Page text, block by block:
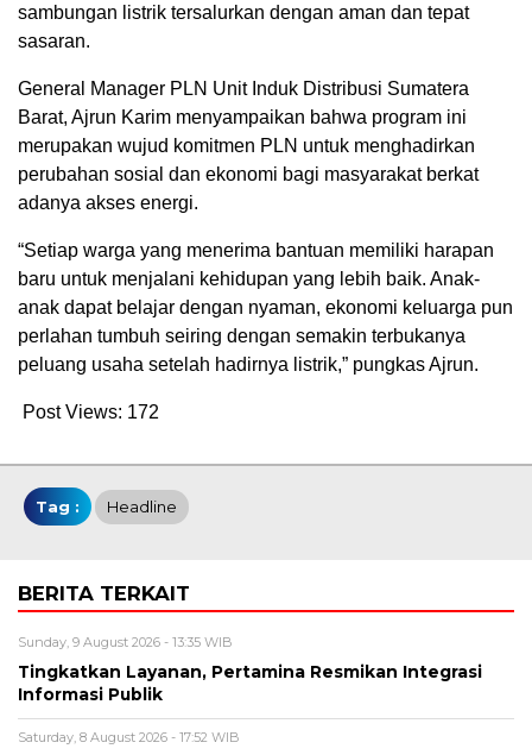
sambungan listrik tersalurkan dengan aman dan tepat
sasaran.
General Manager PLN Unit Induk Distribusi Sumatera
Barat, Ajrun Karim menyampaikan bahwa program ini
merupakan wujud komitmen PLN untuk menghadirkan
perubahan sosial dan ekonomi bagi masyarakat berkat
adanya akses energi.
“Setiap warga yang menerima bantuan memiliki harapan
baru untuk menjalani kehidupan yang lebih baik. Anak-
anak dapat belajar dengan nyaman, ekonomi keluarga pun
perlahan tumbuh seiring dengan semakin terbukanya
peluang usaha setelah hadirnya listrik,” pungkas Ajrun.
Post Views: 172
Tag : Headline
BERITA TERKAIT
Sunday, 9 August 2026 - 13:35 WIB
Tingkatkan Layanan, Pertamina Resmikan Integrasi
Informasi Publik
Saturday, 8 August 2026 - 17:52 WIB